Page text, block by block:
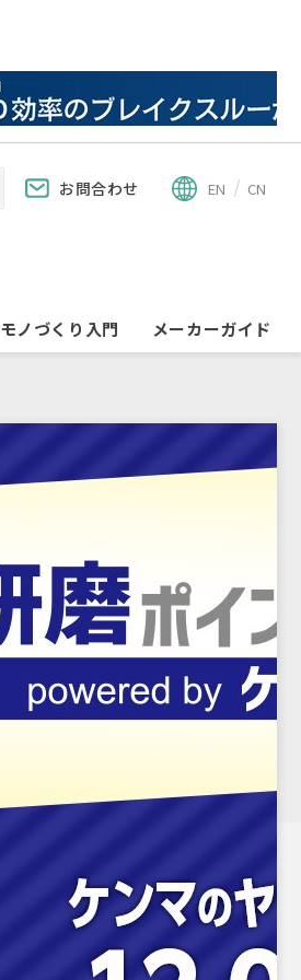
お問合わせ EN CN
モノづくり入門 メーカーガイド